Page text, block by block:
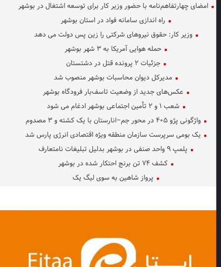
امضای چهارتفاهم‌نامه با حضور وزیر کار برای توسعه اشتغال در بوشهر
راه اندازی سامانه فواد در استان بوشهر
وزیر کار: حقوق نیروهای شرکتی را زین پس دولت می دهد
حمله هوایی آمریکا به ۳ شهر بوشهر
جزئیات ۲ پرونده قتل در دشتستان
مدیرکل دیوان محاسبات بوشهر منصوب شد
عکس‌های جدید از وضعیت تاسف‌بار فرودگاه بوشهر
شعب ۱ و ۲ تأمین اجتماعی بوشهر ادغام می شود
واژگونی پژو ۴۰۵ در محور جم–انارستان با یک کشته و ۳ مصدوم
یک بومی سرپرست سازمان منطقه ویژه اقتصادی انرژی پارس شد
پلمپ ۹ واحد صنفی در بوشهر بدلیل تبلیغات نامتعارف
کشف ۷۴ تن برنج احتکار شده در بوشهر
پرواز شاهین به سوی لیگ یک